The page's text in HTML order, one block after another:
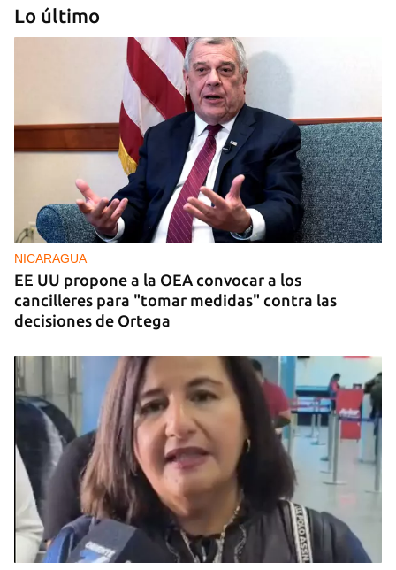
El Movimiento Sin Tierra de Brasil dona siete
toneladas de medicamentos a Cuba
Lo último
NICARAGUA
EE UU propone a la OEA convocar a los
cancilleres para "tomar medidas" contra las
decisiones de Ortega